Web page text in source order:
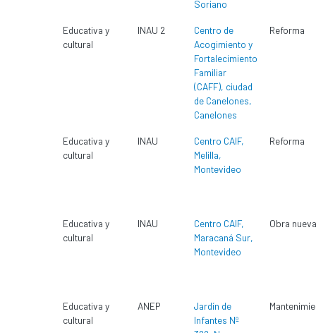
Soriano
Educativa y
cultural
INAU 2
Centro de
Acogimiento y
Fortalecimiento
Familiar
(CAFF), ciudad
de Canelones,
Canelones
Reforma
Educativa y
cultural
INAU
Centro CAIF,
Melilla,
Montevideo
Reforma
Educativa y
cultural
INAU
Centro CAIF,
Maracaná Sur,
Montevideo
Obra nueva
Educativa y
cultural
ANEP
Jardín de
Infantes Nº